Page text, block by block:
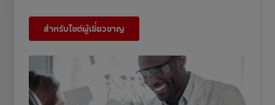
สำหรับไซต์ผู้เชี่ยวชาญ